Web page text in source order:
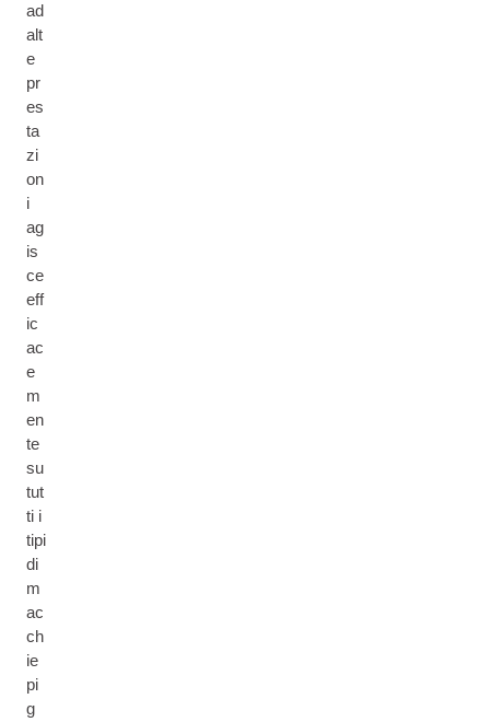
ad
alt
e
pr
es
ta
zi
on
i
ag
is
ce
eff
ic
ac
e
m
en
te
su
tut
ti i
tipi
di
m
ac
ch
ie
pi
g